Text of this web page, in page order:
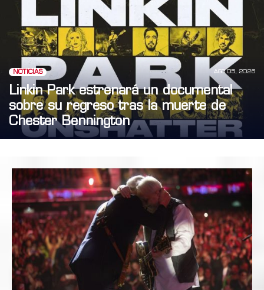
NOTICIAS AGO 05, 2026
Linkin Park estrenará un documental
sobre su regreso tras la muerte de
Chester Bennington